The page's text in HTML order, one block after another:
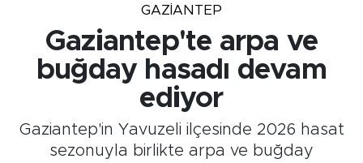
GAZIANTEP
Gaziantep'te arpa ve
buğday hasadı devam
ediyor
Gaziantep'in Yavuzeli ilçesinde 2026 hasat
sezonuyla birlikte arpa ve buğday
Tüm Manşetler
Son Dakika Haberleri